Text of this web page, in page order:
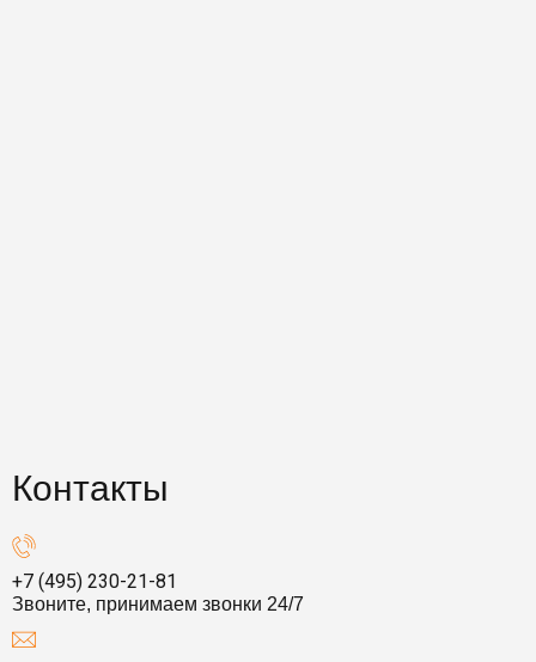
Контакты
+7 (495) 230-21-81
Звоните, принимаем звонки 24/7